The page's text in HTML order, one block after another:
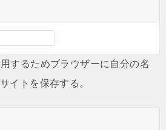
するためブラウザーに自分の名
イトを保存する。